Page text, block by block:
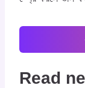
Read